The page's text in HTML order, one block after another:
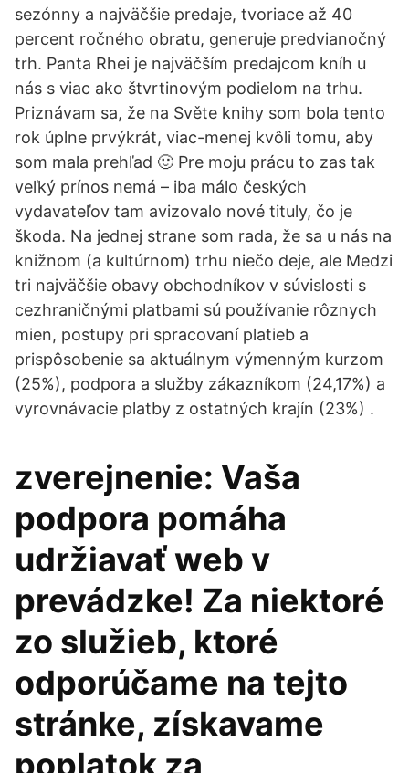
sezónny a najväčšie predaje, tvoriace až 40
percent ročného obratu, generuje predvianočný
trh. Panta Rhei je najväčším predajcom kníh u
nás s viac ako štvrtinovým podielom na trhu.
Priznávam sa, že na Světe knihy som bola tento
rok úplne prvýkrát, viac-menej kvôli tomu, aby
som mala prehľad 🙂 Pre moju prácu to zas tak
veľký prínos nemá – iba málo českých
vydavateľov tam avizovalo nové tituly, čo je
škoda. Na jednej strane som rada, že sa u nás na
knižnom (a kultúrnom) trhu niečo deje, ale Medzi
tri najväčšie obavy obchodníkov v súvislosti s
cezhraničnými platbami sú používanie rôznych
mien, postupy pri spracovaní platieb a
prispôsobenie sa aktuálnym výmenným kurzom
(25%), podpora a služby zákazníkom (24,17%) a
vyrovnávacie platby z ostatných krajín (23%) .
zverejnenie: Vaša
podpora pomáha
udržiavať web v
prevádzke! Za niektoré
zo služieb, ktoré
odporúčame na tejto
stránke, získavame
poplatok za